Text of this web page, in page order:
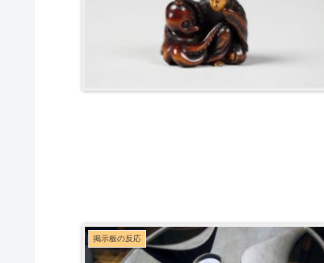
掲示板の反応